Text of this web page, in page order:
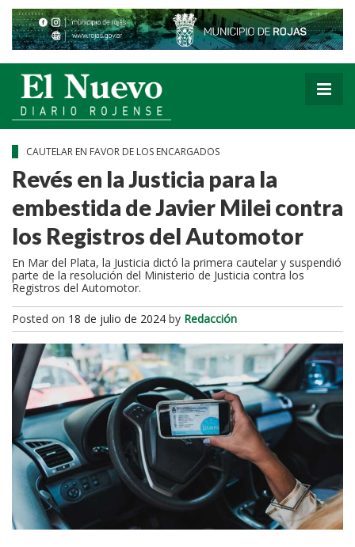
CAUTELAR EN FAVOR DE LOS ENCARGADOS
Revés en la Justicia para la
embestida de Javier Milei contra
los Registros del Automotor
En Mar del Plata, la Justicia dictó la primera cautelar y suspendió
parte de la resolución del Ministerio de Justicia contra los
Registros del Automotor.
Posted on 18 de julio de 2024 by Redacción